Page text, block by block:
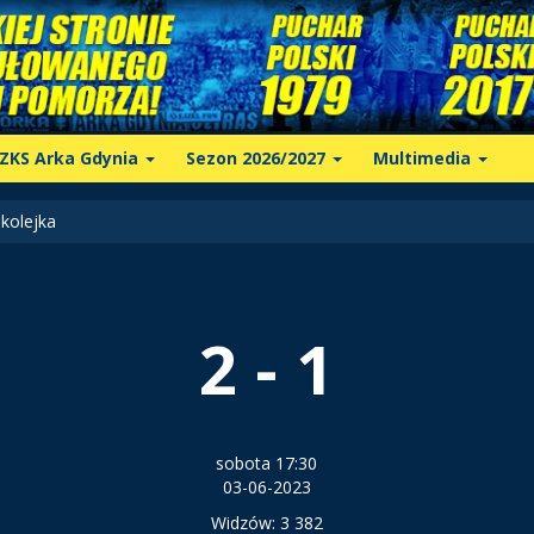
Arka Gdynia Sezon 2026/2027 Multimedia
2 - 1
sobota 17:30
03-06-2023
Widzów: 3 382